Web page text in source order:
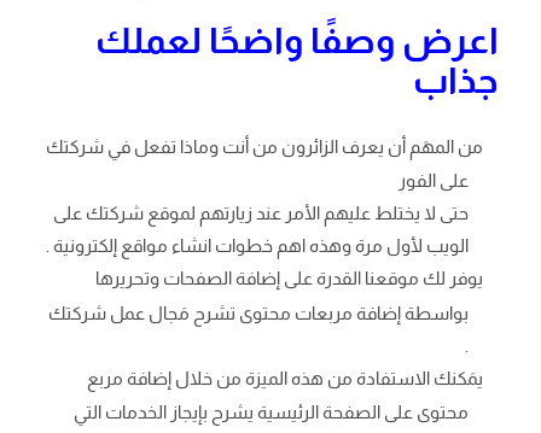
اعرض وصفًا واضحًا لعملك
جذاب
من المهَم أن يعرف الزائرون من أنت وماذا تفعل في شركتك
على الفور
حتى لا يختلط عليهم الأمر عند زيارتهم لموقع شركتك على
الويب لأول مرة وهذه اهم خطوات انشاء مواقع إلكترونية .
يوفر لك موقعنا القدرة على إضافة الصفحات وتحريرها
بواسطة إضافة مربعات محتوى تشرح مَجال عمل شركتك
يمَكنك الاستفادة من هذه الميزة من خلال إضافة مربع
محتوى على الصفحة الرئيسية يشرح بإيجاز الخدمات التي